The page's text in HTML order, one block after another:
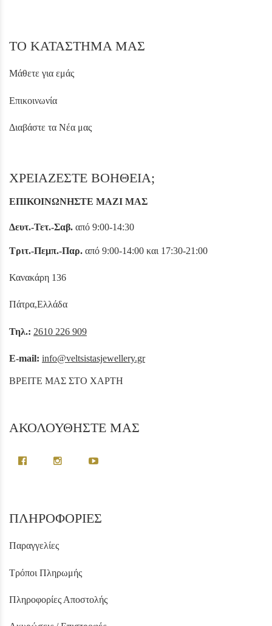
ΤΟ ΚΑΤΑΣΤΗΜΑ ΜΑΣ
Μάθετε για εμάς
Επικοινωνία
Διαβάστε τα Νέα μας
ΧΡΕΙΑΖΕΣΤΕ ΒΟΗΘΕΙΑ;
ΕΠΙΚΟΙΝΩΝΗΣΤΕ ΜΑΖΙ ΜΑΣ
Δευτ.-Τετ.-Σαβ. από 9:00-14:30
Τριτ.-Πεμπ.-Παρ. από 9:00-14:00 και 17:30-21:00
Κανακάρη 136
Πάτρα,Ελλάδα
Τηλ.: 2610 226 909
E-mail: info@veltsistasjewellery.gr
ΒΡΕΙΤΕ ΜΑΣ ΣΤΟ ΧΑΡΤΗ
ΑΚΟΛΟΥΘΗΣΤΕ ΜΑΣ
ΠΛΗΡΟΦΟΡΙΕΣ
Παραγγελίες
Τρόποι Πληρωμής
Πληροφορίες Αποστολής